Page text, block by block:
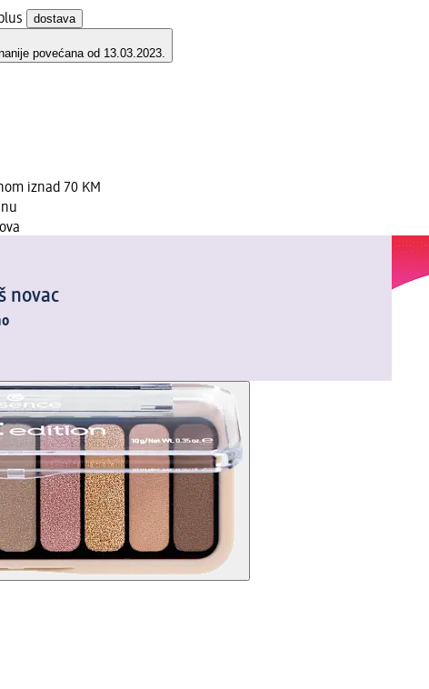
dostava
nije povećana od 13.03.2023.
iznad 70 KM
novac